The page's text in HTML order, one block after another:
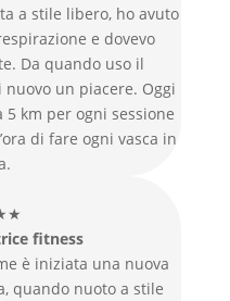
a stile libero, ho avuto
e dovevo
Da quando uso il
un piacere. Oggi
km per ogni sessione
di fare ogni vasca in
è iniziata una nuova
quando nuoto a stile
fitness